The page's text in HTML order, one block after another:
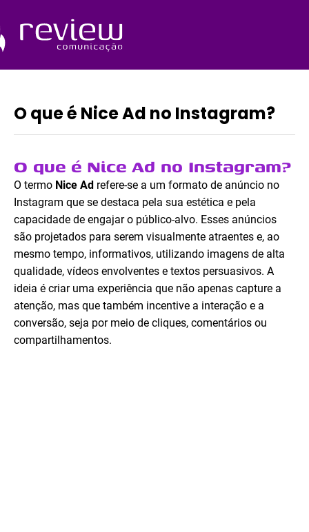
o
conteúdo
O que é Nice Ad no Instagram?
O que é Nice Ad no Instagram?
O termo Nice Ad refere-se a um formato de anúncio no
Instagram que se destaca pela sua estética e pela
capacidade de engajar o público-alvo. Esses anúncios
são projetados para serem visualmente atraentes e, ao
mesmo tempo, informativos, utilizando imagens de alta
qualidade, vídeos envolventes e textos persuasivos. A
ideia é criar uma experiência que não apenas capture a
atenção, mas que também incentive a interação e a
conversão, seja por meio de cliques, comentários ou
compartilhamentos.